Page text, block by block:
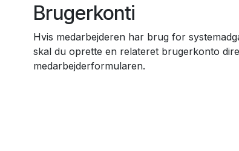
Brugerkonti
Hvis medarbejderen har brug for
skal du oprette en relateret brugerkonto
medarbejderformularen.